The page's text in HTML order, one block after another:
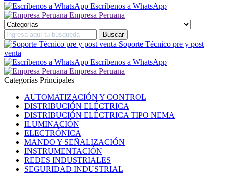
Escríbenos a WhatsApp
Empresa Peruana
Soporte Técnico pre y post
venta
Escríbenos a WhatsApp
Empresa Peruana
Categorías Principales
AUTOMATIZACIÓN Y CONTROL
DISTRIBUCIÓN ELÉCTRICA
DISTRIBUCIÓN ELÉCTRICA TIPO NEMA
ILUMINACIÓN
ELECTRÓNICA
MANDO Y SEÑALIZACIÓN
INSTRUMENTACIÓN
REDES INDUSTRIALES
SEGURIDAD INDUSTRIAL